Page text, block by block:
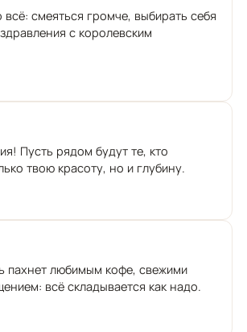
смеяться громче, выбирать себя
с королевским
Пусть рядом будут те, кто
твою красоту, но и глубину.
пахнет любимым кофе, свежими
всё складывается как надо.